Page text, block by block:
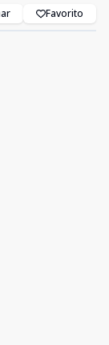
Favorito